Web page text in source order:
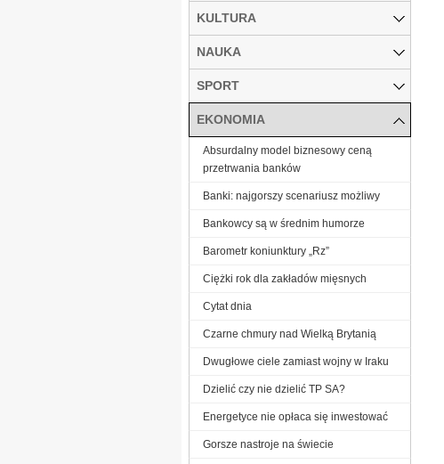
KULTURA
NAUKA
SPORT
EKONOMIA
Absurdalny model biznesowy ceną
przetrwania banków
Banki: najgorszy scenariusz możliwy
Bankowcy są w średnim humorze
Barometr koniunktury „Rz”
Ciężki rok dla zakładów mięsnych
Cytat dnia
Czarne chmury nad Wielką Brytanią
Dwugłowe ciele zamiast wojny w Iraku
Dzielić czy nie dzielić TP SA?
Energetyce nie opłaca się inwestować
Gorsze nastroje na świecie